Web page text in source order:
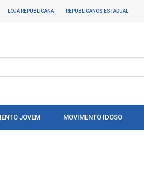
LOJA REPUBLICANA REPUBLICANOS ESTADUAL
JOVEM MOVIMENTO IDOSO